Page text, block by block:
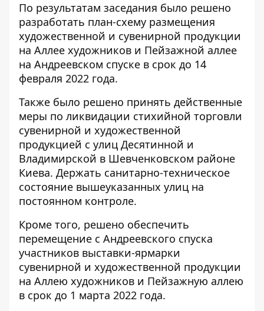
По результатам заседания было решено
разработать план-схему размещения
художественной и сувенирной продукции
на Аллее художников и Пейзажной аллее
на Андреевском спуске в срок до 14
февраля 2022 года.
Также было решено принять действенные
меры по ликвидации стихийной торговли
сувенирной и художественной
продукцией с улиц Десятинной и
Владимирской в ​​Шевченковском районе
Киева. Держать санитарно-техническое
состояние вышеуказанных улиц на
постоянном контроле.
Кроме того, решено обеспечить
перемещение с Андреевского спуска
участников выставки-ярмарки
сувенирной и художественной продукции
на Аллею художников и Пейзажную аллею
в срок до 1 марта 2022 года.